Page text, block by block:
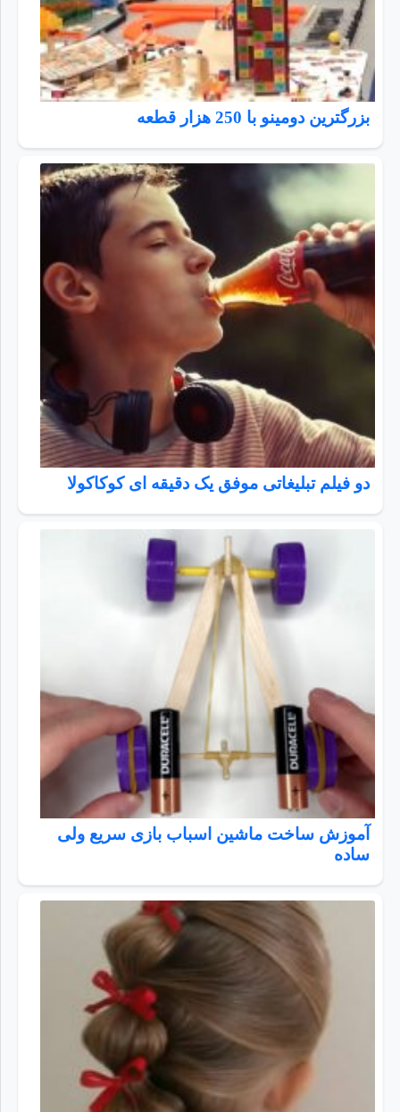
بزرگترین دومینو با 250 هزار قطعه
دو فیلم تبلیغاتی موفق یک دقیقه ای کوکاکولا
آموزش ساخت ماشین اسباب بازی سریع ولی
ساده